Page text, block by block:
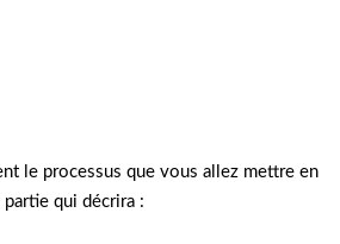
le processus que vous allez mettre en
qui décrira :